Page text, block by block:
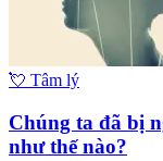
💘 Tâm lý
Chúng ta đã bị
như thế nào?